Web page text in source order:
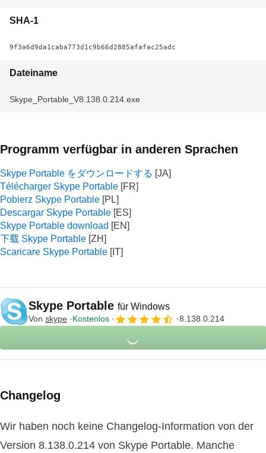
SHA-1
9f3a6d9da1caba773d1c9b66d2885afafac25adc
Dateiname
Skype_Portable_V8.138.0.214.exe
Programm verfügbar in anderen Sprachen
Skype Portable をダウンロードする
Télécharger Skype Portable
Pobierz Skype Portable
Descargar Skype Portable
Skype Portable download
下载 Skype Portable
Scaricare Skype Portable
Skype Portable für Windows
Von skype Kostenlos 8.138.0.214
Changelog
Wir haben noch keine Changelog-Information von der
Version 8.138.0.214 von Skype Portable. Manche